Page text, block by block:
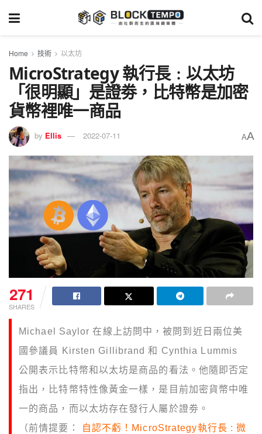
Home 技術 以太坊
MicroStrategy 執行長﹕以太坊
「很明顯」是證劵，比特幣是加密
貨幣裡唯一商品
by Ellis 2022-07-11 AA
271
SHARES
Michael Saylor 在線上訪問中，被問到近日兩位美
國參議員 Kirsten Gillibrand 和 Cynthia Lummis
公開表示比特幣和以太坊是商品的看法。他隨即否定
指出，比特幣特性像黃金一樣，是目前加密貨幣中唯
一的商品，而以太坊存在發行人屬於證劵。
（前情提要：
自認不虧！MicroStrategy執行長 : 微